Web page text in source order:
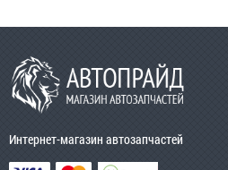
Интернет-магазин автозапчастей